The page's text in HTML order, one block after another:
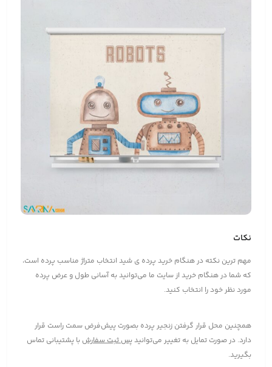
نکات
مهم ترین نکته در هنگام خرید پرده ی شید انتخاب متراژ مناسب پرده است،
که شما در هنگام خرید از سایت ما می‌توانید به آسانی طول و عرض پرده
مورد نظر خود را انتخاب کنید.
همچنین محل قرار گرفتن زنجیر پرده بصورت پیش‌فرض سمت راست قرار
دارد. در صورت تمایل به تغییر می‌توانیدپس ثبت سفارش با پشتیبانی تماس
بگیرید.